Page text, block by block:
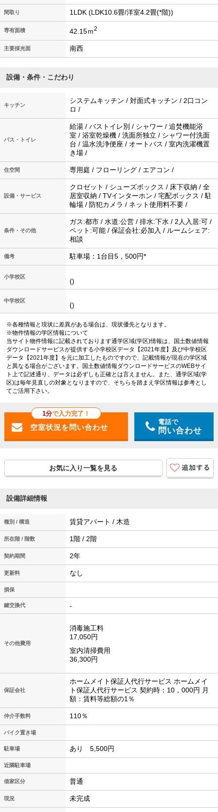
間取り 1LDK (LDK10.6畳/洋室4.2畳(*階))
専有面積 42.15ｍ2
主要採光面 南西
設備・条件・こだわり
キッチン
システムキッチン / 対面式キッチン / 2口コン
ロ /
バス・トイレ
給湯 / バストイレ別 / シャワー / 追焚機能浴
室 / 浴室乾燥機 / 洗面所独立 / シャワー付洗面
台 / 温水洗浄便座 / オートバス / 室内洗濯機置
き場 /
住空間 専用庭 / フローリング / エアコン /
設備・サービス
クロゼット / シューズボックス / 床下収納 / 全
居室収納 / TVインターホン / 宅配ボックス / 駐
輪場 / 防犯カメラ / ネット使用料不要 /
条件・その他
ガス:都市 / 水道:公営 / 排水:下水 / 2人入居:可 /
ペット:可能 / 保証会社:必加入 / ルームシェア:
相談
備考 駐車場：1台目5，500円*
小学校区
()
中学校区
()
※各種情報と現状に差異がある場合は、現状優先となります。
※物件情報の学区情報について
当サイト物件情報に記載されております通学区域(学区)情報は、国土数値情報
ダウンロードサービスが提供する小学校区データ【2021年度】及び中学校区
データ【2021年度】を元に加工したものですので、記載情報が現在の学区域
と異なる場合がございます。国土数値情報ダウンロードサービスのWEBサイ
ト上で記述通り、データは必ずしも正確とは言えません。また、通学区域(学
区)は毎年見直しの対象となりますので、そちらを踏まえ学区情報は参考とし
てご活用下さい。
1分で入力完了！
電話で
問い合わせ
お気に入り一覧を見る
設備詳細情報
種別 / 構造 賃貸アパート / 木造
所在階 / 階数 1階 / 2階
契約期間 2年
更新料 なし
損保
鍵交換代 -
その他費用
消毒施工料
17,050円
室内清掃費用
36,300円
保証会社
ホームメイト保証人代行サービス ホームメイ
ト保証人代行サービス 契約時：10，000円 月
額：賃料等総額の1％
仲介手数料 110％
バイク置き場
駐車場 あり 5,500円
近隣駐車場
借家区分 普通
現況 未完成